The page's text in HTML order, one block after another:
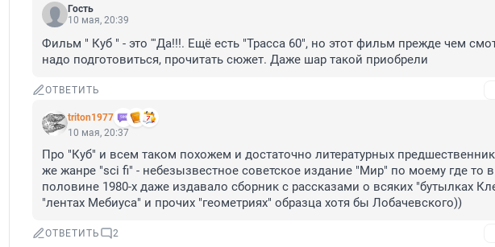
Гость
10 мая, 20:39
Фильм " Куб " - это '''Да!!!. Ещё есть "Трасса 60", но этот фильм прежде чем
надо подготовиться, прочитать сюжет. Даже шар такой приобрели
ОТВЕТИТЬ
triton1977
10 мая, 20:37
Про "Куб" и всем таком похожем и достаточно литературных
же жанре "sci fi" - небезызвестное советское издание "Мир" по моему где то
половине 1980-х даже издавало сборник с рассказами о всяких "бутылках
"лентах Мебиуса" и прочих "геометриях" образца хотя бы Лобачевского))
ОТВЕТИТЬ 2